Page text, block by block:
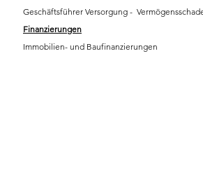
Geschäftsführer Versorgung -
Finanzierungen
Immobilien- und Baufinanzierungen​